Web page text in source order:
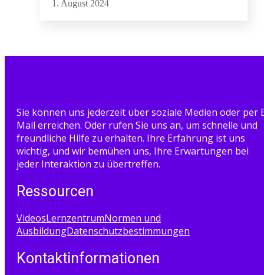
1. August 2024
Sie können uns jederzeit über soziale Medien oder per
Mail erreichen. Oder rufen Sie uns an, um schnelle und
freundliche Hilfe zu erhalten. Ihre Erfahrung ist uns
wichtig, und wir bemühen uns, Ihre Erwartungen bei
jeder Interaktion zu übertreffen.
Ressourcen
VideosLernzentrumNormen und
AusbildungDatenschutzbestimmungen
Kontaktinformationen